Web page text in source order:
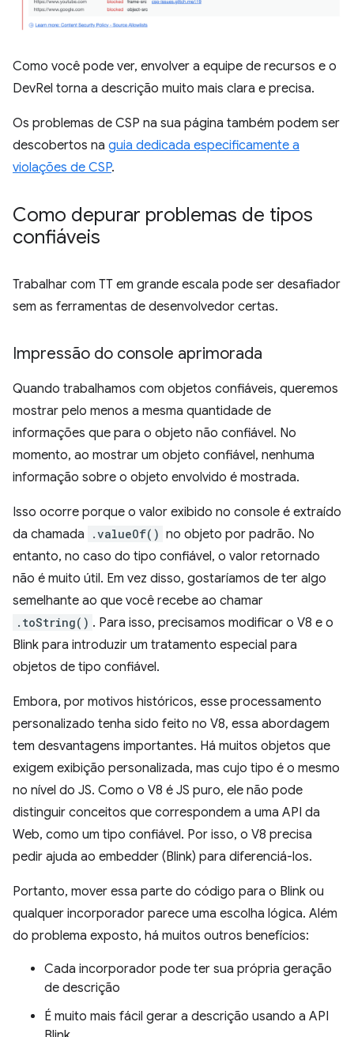
Como você pode ver, envolver a equipe de recursos e o
DevRel torna a descrição muito mais clara e precisa.
Os problemas de CSP na sua página também podem ser
descobertos na guia dedicada especificamente a
violações de CSP.
Como depurar problemas de tipos
confiáveis
Trabalhar com TT em grande escala pode ser desafiador
sem as ferramentas de desenvolvedor certas.
Impressão do console aprimorada
Quando trabalhamos com objetos confiáveis, queremos
mostrar pelo menos a mesma quantidade de
informações que para o objeto não confiável. No
momento, ao mostrar um objeto confiável, nenhuma
informação sobre o objeto envolvido é mostrada.
Isso ocorre porque o valor exibido no console é extraído
da chamada
.valueOf() no objeto por padrão. No
entanto, no caso do tipo confiável, o valor retornado
não é muito útil. Em vez disso, gostaríamos de ter algo
semelhante ao que você recebe ao chamar
.toString() . Para isso, precisamos modificar o V8 e o
Blink para introduzir um tratamento especial para
objetos de tipo confiável.
Embora, por motivos históricos, esse processamento
personalizado tenha sido feito no V8, essa abordagem
tem desvantagens importantes. Há muitos objetos que
exigem exibição personalizada, mas cujo tipo é o mesmo
no nível do JS. Como o V8 é JS puro, ele não pode
distinguir conceitos que correspondem a uma API da
Web, como um tipo confiável. Por isso, o V8 precisa
pedir ajuda ao embedder (Blink) para diferenciá-los.
Portanto, mover essa parte do código para o Blink ou
qualquer incorporador parece uma escolha lógica. Além
do problema exposto, há muitos outros benefícios:
Cada incorporador pode ter sua própria geração
de descrição
É muito mais fácil gerar a descrição usando a API